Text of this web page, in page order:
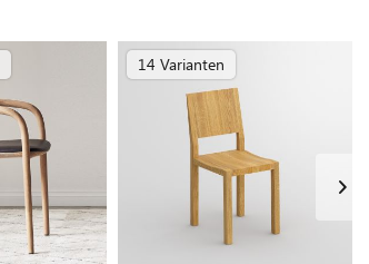
14 Varianten